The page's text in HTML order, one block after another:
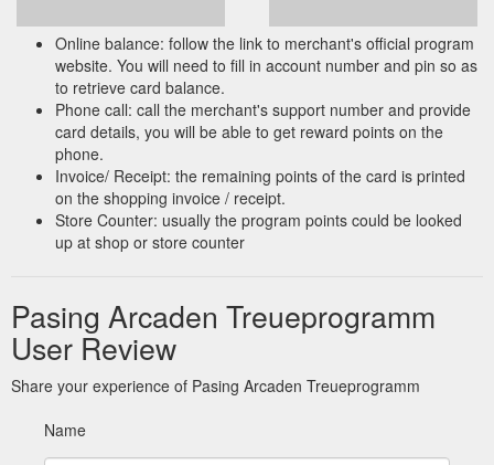
kümmert sich darum, dass Sie sich als Besucher wohlfühlen,
und steht Ihnen kompetent mit Rat und Tat zur Seite.
https://www.pasing-arcaden.de/centermanagement
Pasing Arcaden
Als Mitglied unseres kostenlosen
Treueprogramm können Sie den Service 2x im Jahr für je 2
Stunden gratis in Anspruch nehmen.. Darüber hinaus oder
unabhängig von unserem Treueprogramm können Sie sich bei
Iris für 79,00 € die Stunde beraten lassen.https://www.pasing-
arcaden.de/personal-shopping
Online balance: follow the link to merchant's official program
website. You will need to fill in account number and pin so as
to retrieve card balance.
Phone call: call the merchant's support number and provide
card details, you will be able to get reward points on the
phone.
Invoice/ Receipt: the remaining points of the card is printed
on the shopping invoice / receipt.
Store Counter: usually the program points could be looked
up at shop or store counter
Pasing Arcaden Treueprogramm
User Review
Share your experience of Pasing Arcaden Treueprogramm
Name